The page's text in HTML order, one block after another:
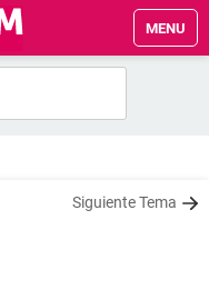
MENU
Siguiente Tema